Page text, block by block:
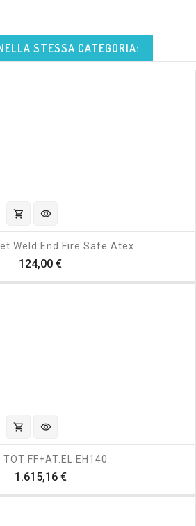
STESSA CATEGORIA:
shopping_cart visibility
Weld End Fire Safe Atex
124,00 €Prezzo
shopping_cart visibility
FF+AT.EL.EH140
1.615,16 €Prezzo